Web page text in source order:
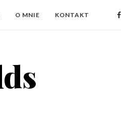
O MNIE KONTAKT